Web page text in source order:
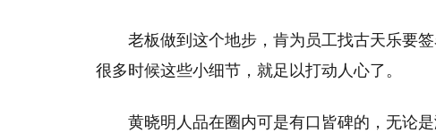
老板做到这个地步，肯为员工找古天乐要
很多时候这些小细节，就足以打动人心了。
黄晓明人品在圈内可是有口皆碑的，无论